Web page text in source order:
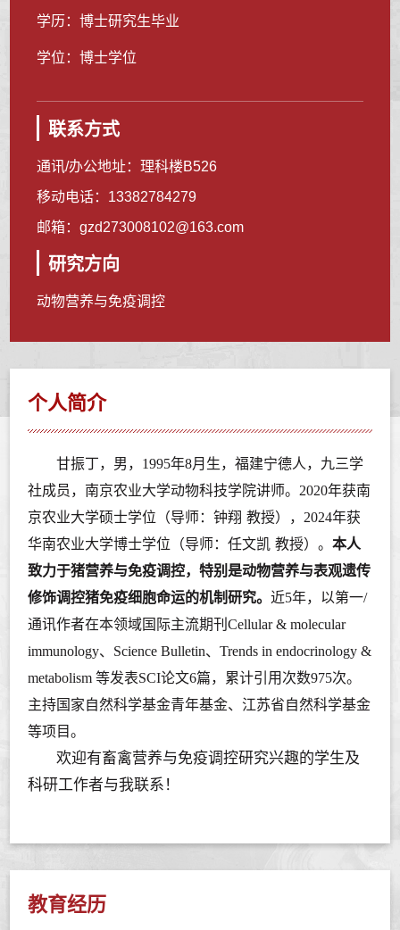
学历：博士研究生毕业
学位：博士学位
联系方式
通讯/办公地址： 理科楼B526
移动电话： 13382784279
邮箱：gzd273008102@163.com
研究方向
动物营养与免疫调控
个人简介
甘振丁，男， 1995年8月生，福建宁德人，九三学
社成员，南京农业大学动物科技学院讲师。 2020年获南
京农业大学硕士学位（导师：钟翔 教授）， 2024年获
华南农业大学博士学位（导师：任文凯 教授）。本人
致力于猪营养与免疫调控，特别是动物营养与表观遗传
修饰调控猪免疫细胞命运的机制研究。近5年，以第一/
通讯作者在本领域国际主流期刊Cellular & molecular
immunology、 Science Bulletin、Trends in endocrinology &
metabolism等发表SCI论文6篇，累计引用次数975次。
主持国家自然科学基金青年基金、江苏省自然科学基金
等项目。
欢迎有畜禽营养与免疫调控研究兴趣的学生及
科研工作者与我联系！
教育经历